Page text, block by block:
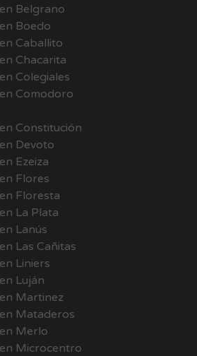
Belgrano
Boedo
Caballito
Chacarita
Colegiales
Comodoro
Constitución
Devoto
Ezeiza
Flores
Floresta
La Plata
Lanús
Las Cañitas
Liniers
Luján
Martinez
Mataderos
Merlo
Microcentro